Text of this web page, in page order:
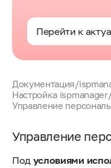
Перейти к
Документация/
Настройка ispmanager
Управление
Управление
Под условиями